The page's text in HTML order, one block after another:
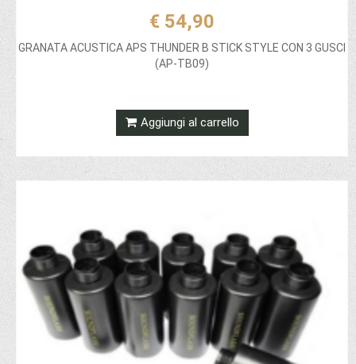
€ 54,90
GRANATA ACUSTICA APS THUNDER B STICK STYLE CON 3 GUSCI
(AP-TB09)
Aggiungi al carrello